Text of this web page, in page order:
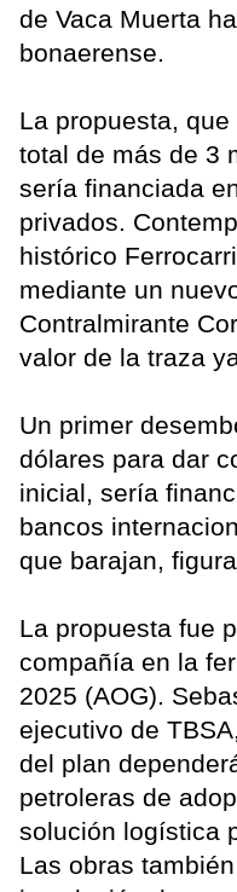
de Vaca Muerta
bonaerense.
La propuesta,
total de más de 3
sería financiada
privados.
histórico
mediante un
Contralmirante
valor de la traza
Un primer
dólares para dar
inicial, sería
bancos
que barajan,
La propuesta fue
compañía en la
2025 (AOG).
ejecutivo de
del plan
petroleras de
solución logística
Las obras